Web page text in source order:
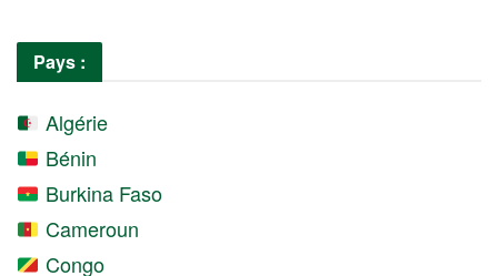
Pays :
Algérie
Bénin
Burkina Faso
Cameroun
Congo